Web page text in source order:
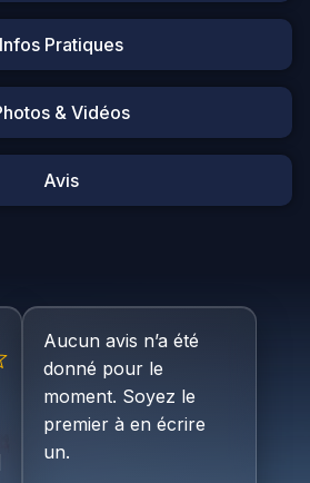
Infos Pratiques
& Vidéos
Avis
Aucun avis n’a été
donné pour le
moment. Soyez le
premier à en écrire
un.